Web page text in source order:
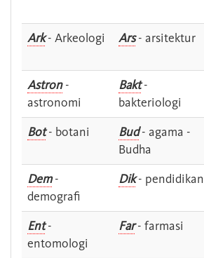
Ark- Arkeologi Ars- arsitektur
Astron-
astronomi
Bakt-
bakteriologi
Bot- botani Bud- agama -
Budha
Dem-
demografi
Dik- pendidikan
Ent-
entomologi
Far- farmasi